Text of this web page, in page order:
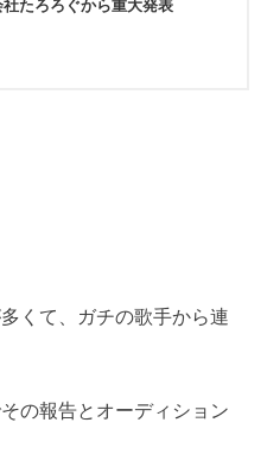
社たろろぐから重大発表
くて、ガチの歌手から連
の報告とオーディション